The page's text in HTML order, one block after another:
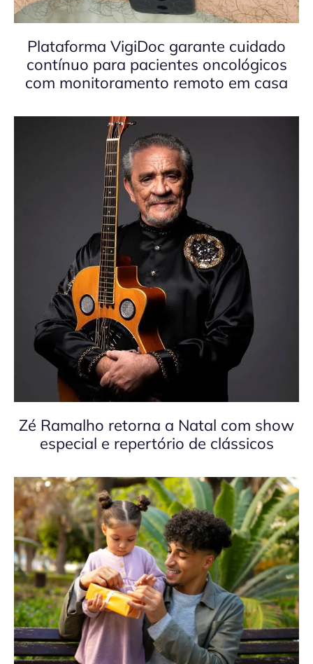
Plataforma VigiDoc garante cuidado
contínuo para pacientes oncológicos
com monitoramento remoto em casa
Zé Ramalho retorna a Natal com show
especial e repertório de clássicos